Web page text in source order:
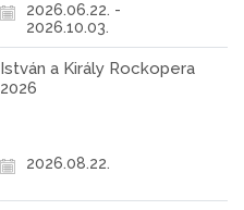
2026.06.22. -
2026.10.03.
István a Király Rockopera
2026
2026.08.22.